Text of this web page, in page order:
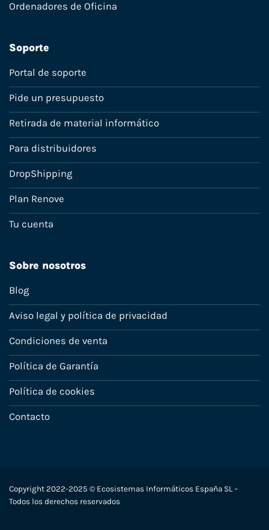
Ordenadores de Oficina
Soporte
Portal de soporte
Pide un presupuesto
Retirada de material informático
Para distribuidores
DropShipping
Plan Renove
Tu cuenta
Sobre nosotros
Blog
Aviso legal y política de privacidad
Condiciones de venta
Política de Garantía
Política de cookies
Contacto
Copyright 2022-2025 © Ecosistemas Informáticos España SL –
Todos los derechos reservados